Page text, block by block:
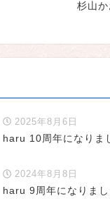
杉山か
2025年8月6日
haru 10周年になりま
2024年8月8日
haru 9周年になりまし